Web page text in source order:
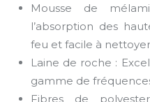
Mousse de
l’absorption des
feu et facile à
Laine de roche :
gamme de
Fibres de